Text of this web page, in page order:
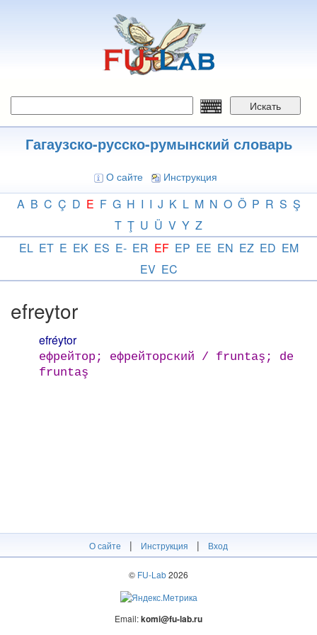
Искать
Гагаузско-русско-румынский словарь
О сайте Инструкция
A B C Ç D E F G H I I J K L M N O Ö P R S Ş
T Ţ U Ü V Y Z
EL ET E EK ES E- ER EF EP EE EN EZ ED EM
EV EC
efreytor
efréytor
ефрейтор; ефрейторский / fruntaş; de
fruntaş
О сайте | Инструкция | Вход
© FU-Lab2026
Email:komi@fu-lab.ru